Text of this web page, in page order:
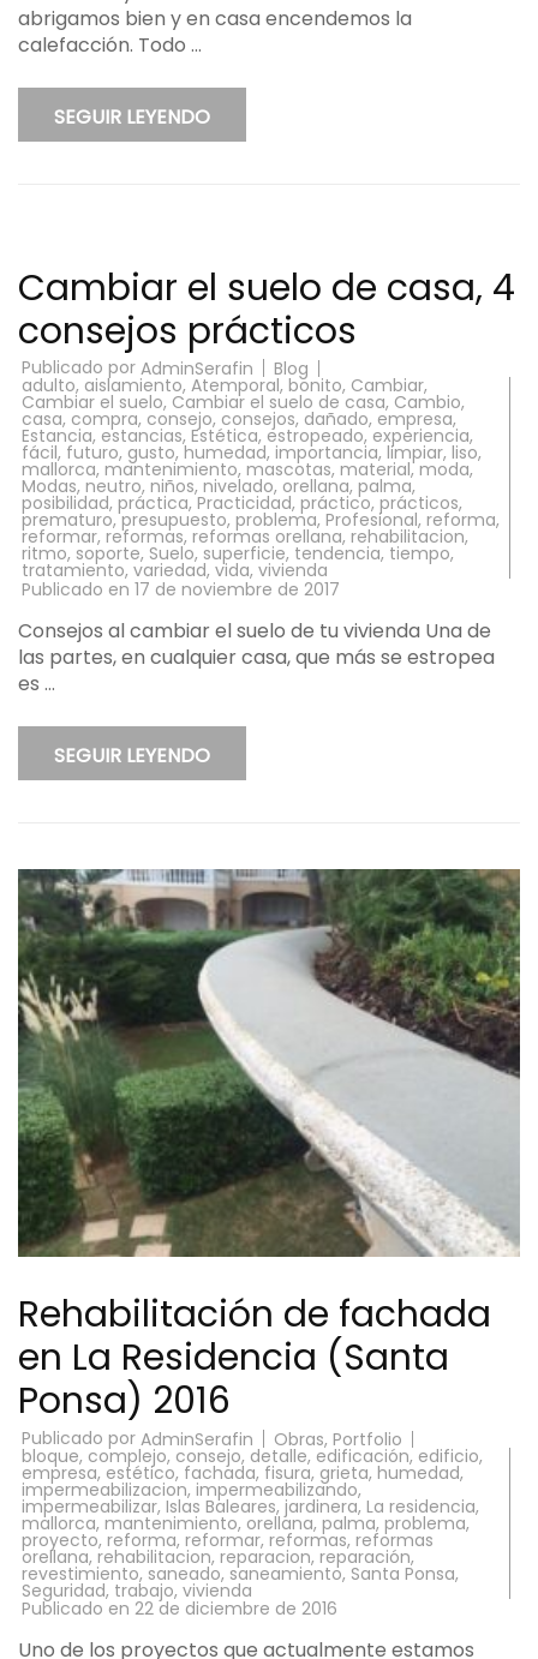
abrigamos bien y en casa encendemos la
calefacción. Todo …
SEGUIR LEYENDO
Cambiar el suelo de casa, 4
consejos prácticos
Publicado por AdminSerafin Blog
adulto, aislamiento, Atemporal, bonito, Cambiar,
Cambiar el suelo, Cambiar el suelo de casa, Cambio,
casa, compra, consejo, consejos, dañado, empresa,
Estancia, estancias, Estética, estropeado, experiencia,
fácil, futuro, gusto, humedad, importancia, limpiar, liso,
mallorca, mantenimiento, mascotas, material, moda,
Modas, neutro, niños, nivelado, orellana, palma,
posibilidad, práctica, Practicidad, práctico, prácticos,
prematuro,presupuesto, problema, Profesional, reforma,
reformar, reformas, reformas orellana, rehabilitacion,
ritmo, soporte, Suelo, superficie, tendencia, tiempo,
tratamiento, variedad, vida, vivienda
Publicado en 17 de noviembre de 2017
Consejos al cambiar el suelo de tu vivienda Una de
las partes, en cualquier casa, que más se estropea
es …
SEGUIR LEYENDO
Rehabilitación de fachada
en La Residencia (Santa
Ponsa) 2016
Publicado por AdminSerafin Obras, Portfolio
bloque, complejo, consejo, detalle, edificación, edificio,
empresa, estético, fachada, fisura, grieta, humedad,
impermeabilizacion, impermeabilizando,
impermeabilizar, Islas Baleares, jardinera, La residencia,
mallorca, mantenimiento, orellana, palma, problema,
proyecto, reforma, reformar, reformas, reformas
orellana, rehabilitacion, reparacion, reparación,
revestimiento, saneado, saneamiento, Santa Ponsa,
Seguridad, trabajo, vivienda
Publicado en 22 de diciembre de 2016
Uno de los proyectos que actualmente estamos